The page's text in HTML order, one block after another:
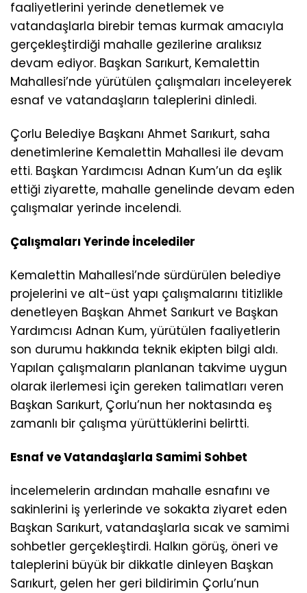
faaliyetlerini yerinde denetlemek ve
vatandaşlarla birebir temas kurmak amacıyla
gerçekleştirdiği mahalle gezilerine aralıksız
devam ediyor. Başkan Sarıkurt, Kemalettin
Mahallesi’nde yürütülen çalışmaları inceleyerek
esnaf ve vatandaşların taleplerini dinledi.
Çorlu Belediye Başkanı Ahmet Sarıkurt, saha
denetimlerine Kemalettin Mahallesi ile devam
etti. Başkan Yardımcısı Adnan Kum’un da eşlik
ettiği ziyarette, mahalle genelinde devam eden
çalışmalar yerinde incelendi.
Çalışmaları Yerinde İncelediler
Kemalettin Mahallesi’nde sürdürülen belediye
projelerini ve alt-üst yapı çalışmalarını titizlikle
denetleyen Başkan Ahmet Sarıkurt ve Başkan
Yardımcısı Adnan Kum, yürütülen faaliyetlerin
son durumu hakkında teknik ekipten bilgi aldı.
Yapılan çalışmaların planlanan takvime uygun
olarak ilerlemesi için gereken talimatları veren
Başkan Sarıkurt, Çorlu’nun her noktasında eş
zamanlı bir çalışma yürüttüklerini belirtti.
Esnaf ve Vatandaşlarla Samimi Sohbet
İncelemelerin ardından mahalle esnafını ve
sakinlerini iş yerlerinde ve sokakta ziyaret eden
Başkan Sarıkurt, vatandaşlarla sıcak ve samimi
sohbetler gerçekleştirdi. Halkın görüş, öneri ve
taleplerini büyük bir dikkatle dinleyen Başkan
Sarıkurt, gelen her geri bildirimin Çorlu’nun